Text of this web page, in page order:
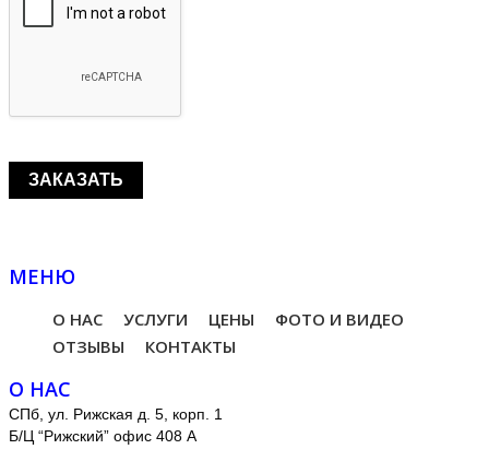
МЕНЮ
О НАС УСЛУГИ ЦЕНЫ
ФОТО И ВИДЕО
ОТЗЫВЫ
КОНТАКТЫ
О НАС
СПб, ул. Рижская д. 5, корп. 1
Б/Ц “Рижский” офис 408 А